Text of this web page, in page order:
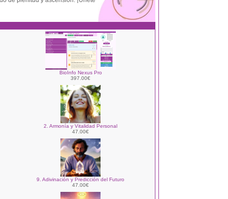
BioInfo Nexus Pro
397.00€
2. Armonía y Vitalidad Personal
47.00€
9. Adivinación y Predicción del Futuro
47.00€